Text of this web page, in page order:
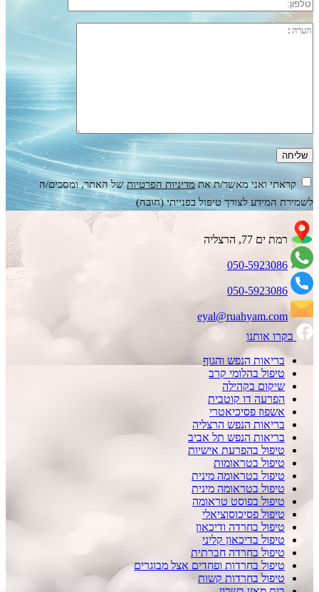
קראתי ואני מאשר/ת אתמדיניות הפרטיותשל האתר, ומסכים/ה
לשמירת המידע לצורך טיפול בפנייתי (חובה)
רמת ים 77, הרצליה
050-5923086
050-5923086
eyal@ruahyam.com
בקרו אותנו
בריאות הנפש והגוף
טיפול בהלומי קרב
שיקום בקהילה
הפרעה דו קוטבית
אשפוז פסיכיאטרי
בריאות הנפש הרצליה
בריאות הנפש תל אביב
טיפול בהפרעת אישיות
טיפול בטראומות
טיפול בטראומה מינית
טיפול בטראומה מינית
טיפול בפוסט טראומה
טיפול פסיכוסוציאלי
טיפול בחרדה ודיכאון
טיפול בדיכאון קליני
טיפול בחרדה חברתית
טיפול בחרדות ופחדים אצל מבוגרים
טיפול בחרדות קשות